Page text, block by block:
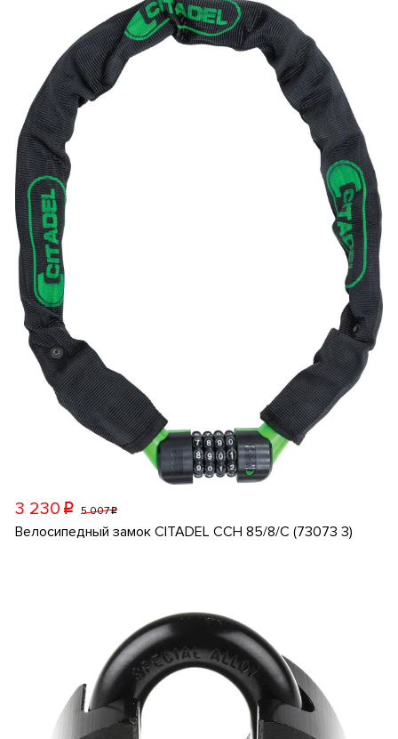
3 230 p 5 007p
Велосипедный замок CITADEL CCH 85/8/C (73073 3)